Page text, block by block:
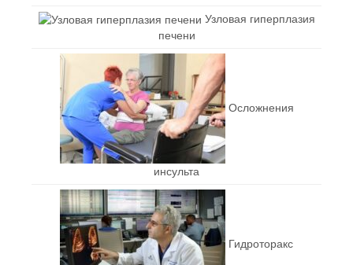
Узловая гиперплазия
печени
Осложнения
инсульта
Гидроторакс